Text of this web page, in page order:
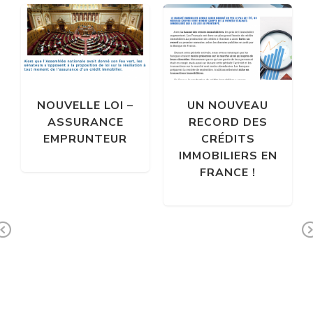
NOUVELLE LOI –
ASSURANCE
EMPRUNTEUR
UN NOUVEAU
RECORD DES
CRÉDITS
IMMOBILIERS EN
FRANCE !